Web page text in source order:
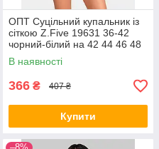
ОПТ Суцільний купальник із
сіткою Z.Five 19631 36-42
чорний-білий на 42 44 46 48
укр розмір
В наявності
366 ₴ 407 ₴
Купити